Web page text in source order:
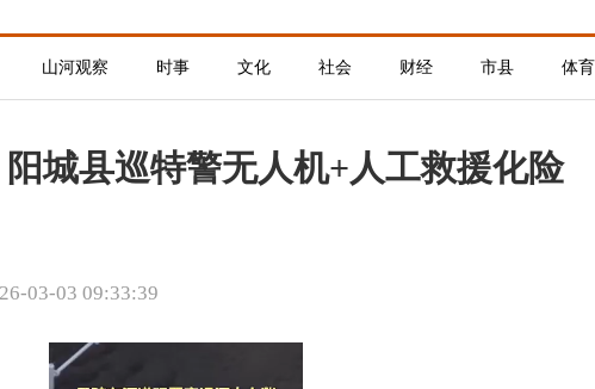
山河观察 时事 文化 社会 财经 市县 体育
城县巡特警无人机+人工救援化险
03-03 09:33:39